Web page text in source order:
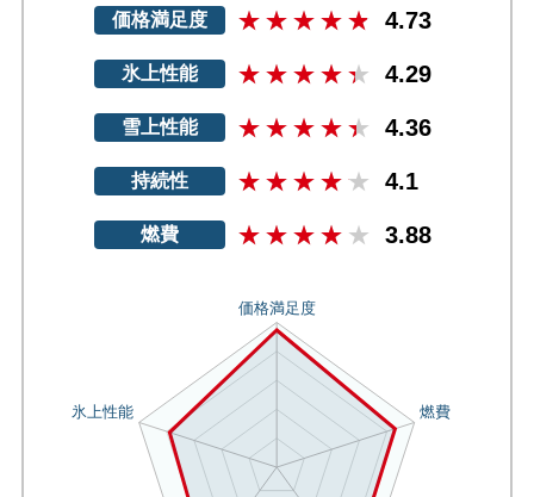
価格満足度 4.73
氷上性能 4.29
雪上性能 4.36
持続性 4.1
燃費 3.88